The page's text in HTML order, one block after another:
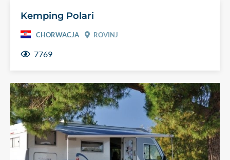
Kemping Polari
CHORWACJA ROVINJ
7769